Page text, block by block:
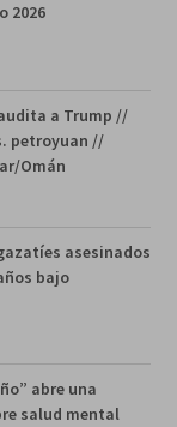
2026
a Trump //
petroyuan //
Omán
asesinados
bajo
abre una
salud mental